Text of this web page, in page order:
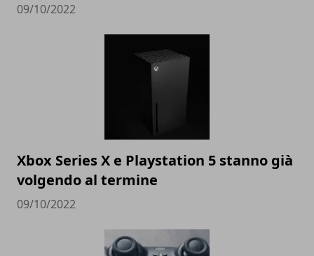
09/10/2022
Xbox Series X e Playstation 5 stanno già
volgendo al termine
09/10/2022